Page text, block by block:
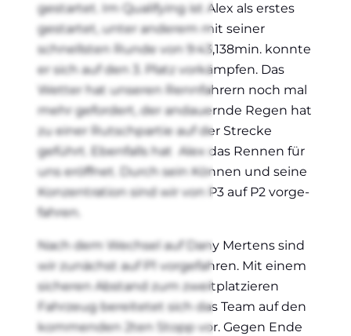
gestar­tet. Im Qua­li­fy­ing ist Alex als ers­tes
gestar­tet, unter ande­rem mit sei­ner
schnells­ten Run­de von 9:43,138min. konn­te
er sich auf den 3. Platz vor­kämp­fen. Das
Wet­ter hat unse­ren Renn­fah­rern noch mal
mehr gefor­dert, der andau­ern­de Regen hat
zu einer Rutsch­par­tie auf der Stre­cke
geführt. Eben­falls hat Alex das Ren­nen für
uns eröff­net. Durch sein Kön­nen und sei­ne
Kon­zen­tra­ti­on sind wir von P3 auf P2 vor­ge­
fah­ren.
Nach dem Wech­sel auf Dany Mer­tens sind
wir zunächst auf P1 vor­ge­fah­ren. Mit einem
siche­ren Abstand zum zweit­plat­zie­ren
Fahr­zeug berei­te­tet sich das Team auf den
kom­men­den 2ten Stopp vor. Gegen Ende